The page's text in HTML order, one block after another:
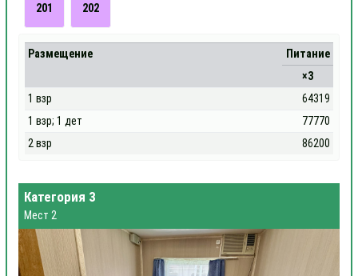
201 202
Размещение
Питание
×3
1 взр
64319
1 взр; 1 дет
77770
2 взр
86200
Категория 3
Мест 2